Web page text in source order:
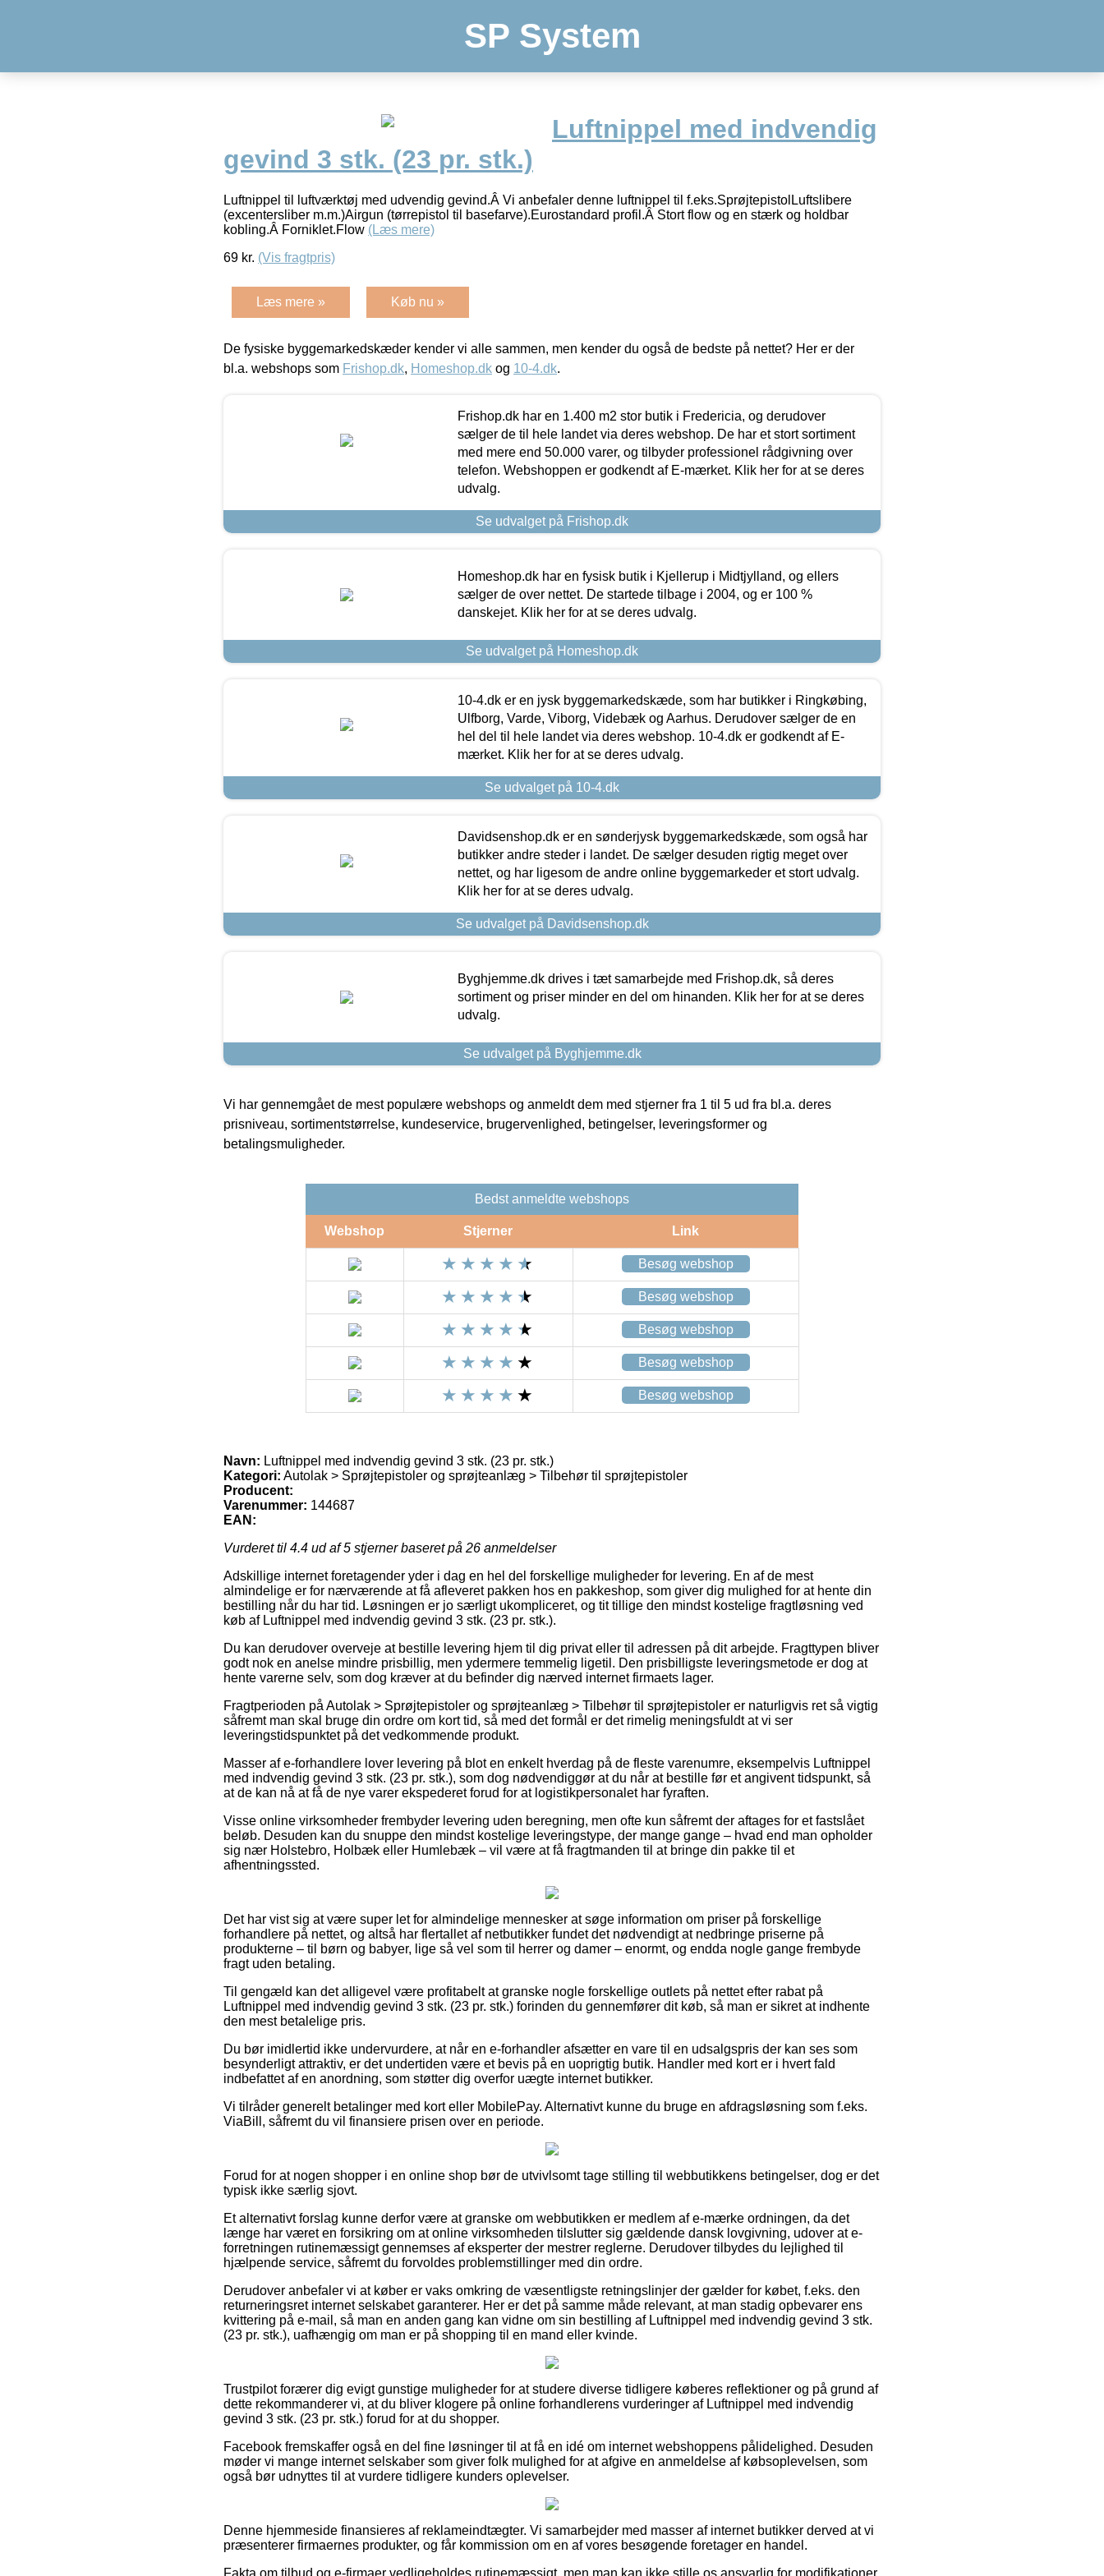
SP System
Luftnippel med indvendig
gevind 3 stk. (23 pr. stk.)
Luftnippel til luftværktøj med udvendig gevind.Â Vi anbefaler denne luftnippel til f.eks.SprøjtepistolLuftslibere
(excentersliber m.m.)Airgun (tørrepistol til basefarve).Eurostandard profil.Â Stort flow og en stærk og holdbar
kobling.Â Forniklet.Flow (Læs mere)
69 kr. (Vis fragtpris)
Læs mere » Køb nu »
De fysiske byggemarkedskæder kender vi alle sammen, men kender du også de bedste på nettet? Her er der
bl.a. webshops som Frishop.dk, Homeshop.dk og 10-4.dk.
Frishop.dk har en 1.400 m2 stor butik i Fredericia, og derudover
sælger de til hele landet via deres webshop. De har et stort sortiment
med mere end 50.000 varer, og tilbyder professionel rådgivning over
telefon. Webshoppen er godkendt af E-mærket. Klik her for at se deres
udvalg.
Se udvalget på Frishop.dk
Homeshop.dk har en fysisk butik i Kjellerup i Midtjylland, og ellers
sælger de over nettet. De startede tilbage i 2004, og er 100 %
danskejet. Klik her for at se deres udvalg.
Se udvalget på Homeshop.dk
10-4.dk er en jysk byggemarkedskæde, som har butikker i Ringkøbing,
Ulfborg, Varde, Viborg, Videbæk og Aarhus. Derudover sælger de en
hel del til hele landet via deres webshop. 10-4.dk er godkendt af E-
mærket. Klik her for at se deres udvalg.
Se udvalget på 10-4.dk
Davidsenshop.dk er en sønderjysk byggemarkedskæde, som også har
butikker andre steder i landet. De sælger desuden rigtig meget over
nettet, og har ligesom de andre online byggemarkeder et stort udvalg.
Klik her for at se deres udvalg.
Se udvalget på Davidsenshop.dk
Byghjemme.dk drives i tæt samarbejde med Frishop.dk, så deres
sortiment og priser minder en del om hinanden. Klik her for at se deres
udvalg.
Se udvalget på Byghjemme.dk
Vi har gennemgået de mest populære webshops og anmeldt dem med stjerner fra 1 til 5 ud fra bl.a. deres
prisniveau, sortimentstørrelse, kundeservice, brugervenlighed, betingelser, leveringsformer og
betalingsmuligheder.
Bedst anmeldte webshops
Webshop Stjerner Link
Besøg webshop
Besøg webshop
Besøg webshop
Besøg webshop
Besøg webshop
Navn: Luftnippel med indvendig gevind 3 stk. (23 pr. stk.)
Kategori: Autolak > Sprøjtepistoler og sprøjteanlæg > Tilbehør til sprøjtepistoler
Producent:
Varenummer: 144687
EAN:
Vurderet til 4.4 ud af 5 stjerner baseret på 26 anmeldelser
Adskillige internet foretagender yder i dag en hel del forskellige muligheder for levering. En af de mest
almindelige er for nærværende at få afleveret pakken hos en pakkeshop, som giver dig mulighed for at hente din
bestilling når du har tid. Løsningen er jo særligt ukompliceret, og tit tillige den mindst kostelige fragtløsning ved
køb af Luftnippel med indvendig gevind 3 stk. (23 pr. stk.).
Du kan derudover overveje at bestille levering hjem til dig privat eller til adressen på dit arbejde. Fragttypen bliver
godt nok en anelse mindre prisbillig, men ydermere temmelig ligetil. Den prisbilligste leveringsmetode er dog at
hente varerne selv, som dog kræver at du befinder dig nærved internet firmaets lager.
Fragtperioden på Autolak > Sprøjtepistoler og sprøjteanlæg > Tilbehør til sprøjtepistoler er naturligvis ret så vigtig
såfremt man skal bruge din ordre om kort tid, så med det formål er det rimelig meningsfuldt at vi ser
leveringstidspunktet på det vedkommende produkt.
Masser af e-forhandlere lover levering på blot en enkelt hverdag på de fleste varenumre, eksempelvis Luftnippel
med indvendig gevind 3 stk. (23 pr. stk.), som dog nødvendiggør at du når at bestille før et angivent tidspunkt, så
at de kan nå at få de nye varer ekspederet forud for at logistikpersonalet har fyraften.
Visse online virksomheder frembyder levering uden beregning, men ofte kun såfremt der aftages for et fastslået
beløb. Desuden kan du snuppe den mindst kostelige leveringstype, der mange gange – hvad end man opholder
sig nær Holstebro, Holbæk eller Humlebæk – vil være at få fragtmanden til at bringe din pakke til et
afhentningssted.
Det har vist sig at være super let for almindelige mennesker at søge information om priser på forskellige
forhandlere på nettet, og altså har flertallet af netbutikker fundet det nødvendigt at nedbringe priserne på
produkterne – til børn og babyer, lige så vel som til herrer og damer – enormt, og endda nogle gange frembyde
fragt uden betaling.
Til gengæld kan det alligevel være profitabelt at granske nogle forskellige outlets på nettet efter rabat på
Luftnippel med indvendig gevind 3 stk. (23 pr. stk.) forinden du gennemfører dit køb, så man er sikret at indhente
den mest betalelige pris.
Du bør imidlertid ikke undervurdere, at når en e-forhandler afsætter en vare til en udsalgspris der kan ses som
besynderligt attraktiv, er det undertiden være et bevis på en uoprigtig butik. Handler med kort er i hvert fald
indbefattet af en anordning, som støtter dig overfor uægte internet butikker.
Vi tilråder generelt betalinger med kort eller MobilePay. Alternativt kunne du bruge en afdragsløsning som f.eks.
ViaBill, såfremt du vil finansiere prisen over en periode.
Forud for at nogen shopper i en online shop bør de utvivlsomt tage stilling til webbutikkens betingelser, dog er det
typisk ikke særlig sjovt.
Et alternativt forslag kunne derfor være at granske om webbutikken er medlem af e-mærke ordningen, da det
længe har været en forsikring om at online virksomheden tilslutter sig gældende dansk lovgivning, udover at e-
forretningen rutinemæssigt gennemses af eksperter der mestrer reglerne. Derudover tilbydes du lejlighed til
hjælpende service, såfremt du forvoldes problemstillinger med din ordre.
Derudover anbefaler vi at køber er vaks omkring de væsentligste retningslinjer der gælder for købet, f.eks. den
returneringsret internet selskabet garanterer. Her er det på samme måde relevant, at man stadig opbevarer ens
kvittering på e-mail, så man en anden gang kan vidne om sin bestilling af Luftnippel med indvendig gevind 3 stk.
(23 pr. stk.), uafhængig om man er på shopping til en mand eller kvinde.
Trustpilot forærer dig evigt gunstige muligheder for at studere diverse tidligere køberes reflektioner og på grund af
dette rekommanderer vi, at du bliver klogere på online forhandlerens vurderinger af Luftnippel med indvendig
gevind 3 stk. (23 pr. stk.) forud for at du shopper.
Facebook fremskaffer også en del fine løsninger til at få en idé om internet webshoppens pålidelighed. Desuden
møder vi mange internet selskaber som giver folk mulighed for at afgive en anmeldelse af købsoplevelsen, som
også bør udnyttes til at vurdere tidligere kunders oplevelser.
Denne hjemmeside finansieres af reklameindtægter. Vi samarbejder med masser af internet butikker derved at vi
præsenterer firmaernes produkter, og får kommission om en af vores besøgende foretager en handel.
Fakta om tilbud og e-firmaer vedligeholdes rutinemæssigt, men man kan ikke stille os ansvarlig for modifikationer